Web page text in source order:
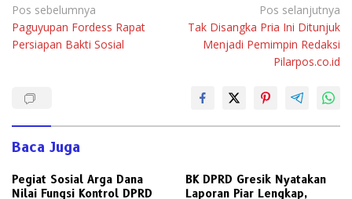
Navigasi
pos
Pos sebelumnya
Paguyupan Fordess Rapat
Persiapan Bakti Sosial
Pos selanjutnya
Tak Disangka Pria Ini Ditunjuk
Menjadi Pemimpin Redaksi
Pilarpos.co.id
Baca Juga
Pegiat Sosial Arga Dana
Nilai Fungsi Kontrol DPRD
BK DPRD Gresik Nyatakan
Laporan Piar Lengkap,